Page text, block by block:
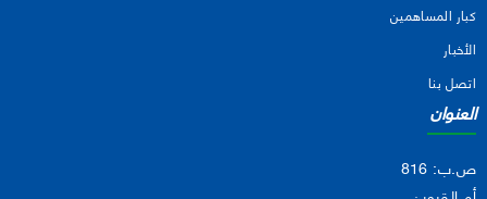
كبار المساهمين
الأخبار
اتصل بنا
العنوان
ص.ب: 816